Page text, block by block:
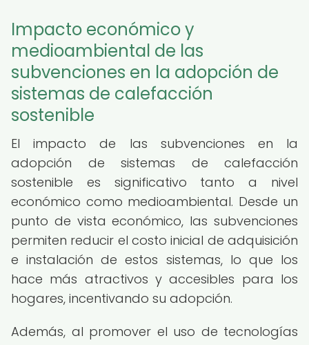
Impacto económico y
medioambiental de las
subvenciones en la adopción de
sistemas de calefacción
sostenible
El impacto de las subvenciones en la
adopción de sistemas de calefacción
sostenible es significativo tanto a nivel
económico como medioambiental. Desde un
punto de vista económico, las subvenciones
permiten reducir el costo inicial de adquisición
e instalación de estos sistemas, lo que los
hace más atractivos y accesibles para los
hogares, incentivando su adopción.
Además, al promover el uso de tecnologías